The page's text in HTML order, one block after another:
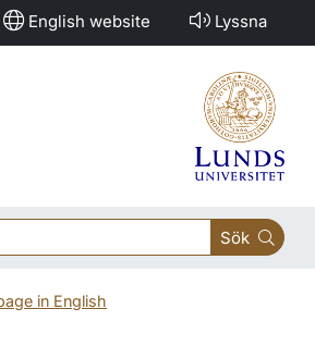
English website Lyssna
Sök
in English